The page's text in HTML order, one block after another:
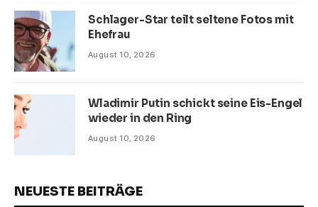
Schlager-Star teilt seltene Fotos mit
Ehefrau
August 10, 2026
Wladimir Putin schickt seine Eis-Engel
wieder in den Ring
August 10, 2026
NEUESTE BEITRÄGE